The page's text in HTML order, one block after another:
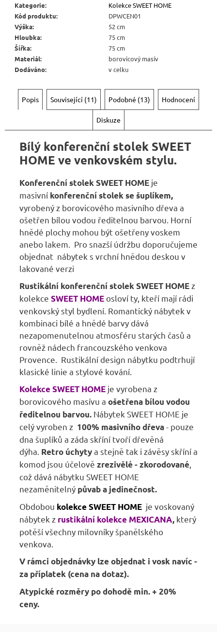
Kategorie:
Kolekce SWEET HOME
Kód produktu:
DPWCEN01
Výška:
52 cm
Hloubka:
75 cm
Šířka:
75 cm
Materiál:
borovicový masív
Dodáváno: v celku
Popis Související (11) Podobné (13) Hodnocení
Diskuze
Bílý konferenční stolek SWEET
HOME ve venkovském stylu.
Konferenční stolek SWEET HOME je
masivní konferenční stolek se šuplíkem,
vyrobený z borovicového masivního dřeva a
ošetřen bílou vodou ředitelnou barvou. Horní
hnědé plochy mohou být ošetřeny voskem
anebo lakem. Pro snazší údržbu doporučujeme
objednat nábytek s vrchní hnědou deskou v
lakované verzi
Rustikální konferenční stolek SWEET HOMEz
kolekce SWEET HOMEosloví ty, kteří mají rádi
venkovský styl bydlení. Romantický nábytek v
kombinaci bílé a hnědé barvy dává
nezapomenutelnou atmosféru starých časů a
rovněž nádech francouzského venkova
Provence. Rustikální design nábytku podtrhují
klasické linie a stylové kování.
Kolekce SWEET HOME je vyrobena z
borovicového masívu a ošetřena bílou vodou
ředitelnou barvou. Nábytek SWEET HOME je
celý vyroben z 100% masivního dřeva- pouze
dna šuplíků a záda skříní tvoří dřevěná
dýha. Retro úchytya stejně tak i závěsy skříní a
komod jsou účelově zrezivělé - zkorodované,
což dává nábytku SWEET HOME
nezaměnitelný půvab a jedinečnost.
Obdobou kolekce SWEET HOME je voskovaný
nábytek z rustikální kolekce MEXICANA, který
potěší všechny milovníky španělského
venkova.
V rámci objednávky lze objednat i vosk navíc -
za příplatek (cena na dotaz).
Atypické rozměry po dohodě min. + 20%
ceny.